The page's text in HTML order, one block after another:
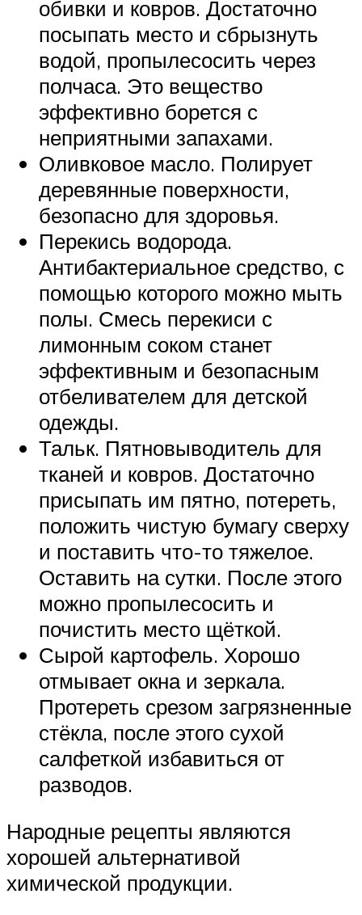
обивки и ковров. Достаточно
посыпать место и сбрызнуть
водой, пропылесосить через
полчаса. Это вещество
эффективно борется с
неприятными запахами.
Оливковое масло. Полирует
деревянные поверхности,
безопасно для здоровья.
Перекись водорода.
Антибактериальное средство, с
помощью которого можно мыть
полы. Смесь перекиси с
лимонным соком станет
эффективным и безопасным
отбеливателем для детской
одежды.
Тальк. Пятновыводитель для
тканей и ковров. Достаточно
присыпать им пятно, потереть,
положить чистую бумагу сверху
и поставить что-то тяжелое.
Оставить на сутки. После этого
можно пропылесосить и
почистить место щёткой.
Сырой картофель. Хорошо
отмывает окна и зеркала.
Протереть срезом загрязненные
стёкла, после этого сухой
салфеткой избавиться от
разводов.
Народные рецепты являются
хорошей альтернативой
химической продукции.